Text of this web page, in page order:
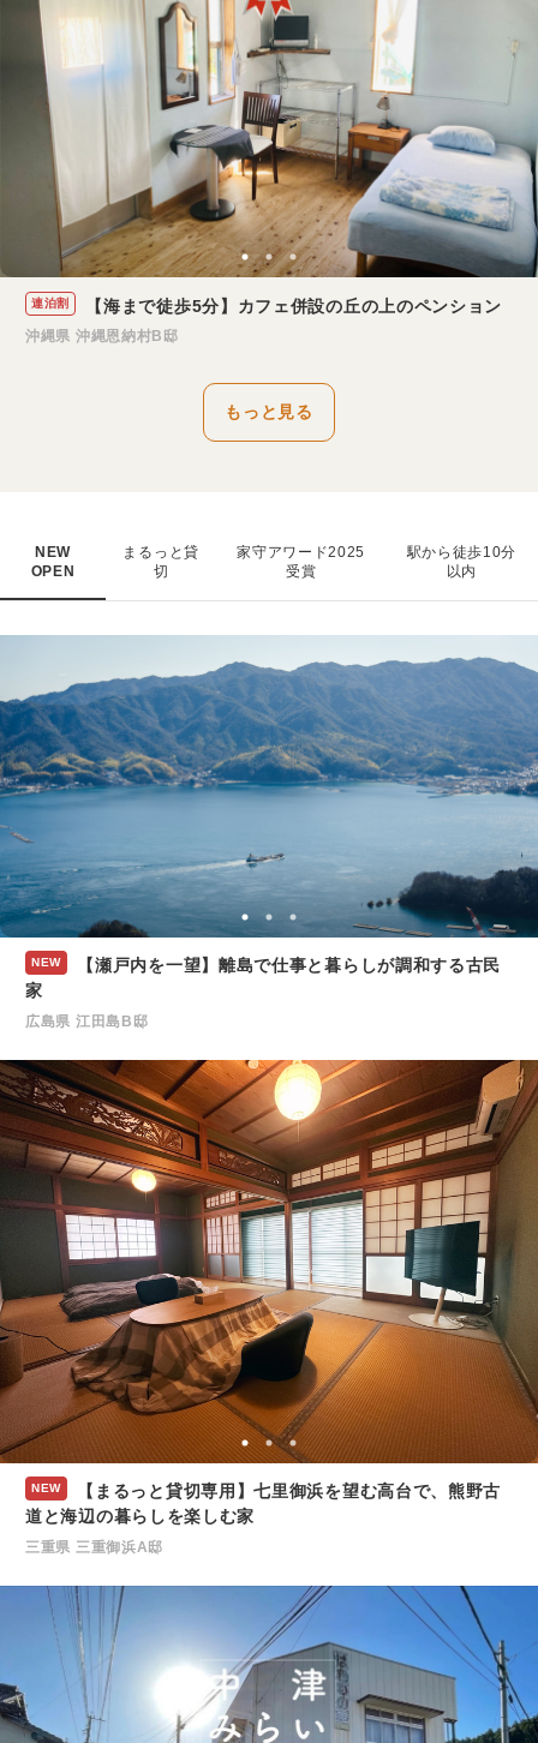
連泊割 【海まで徒歩5分】カフェ併設の丘の上のペンション
沖縄県 沖縄恩納村B邸
もっと見る
NEW
OPEN
まるっと貸
切
家守アワード2025
受賞
駅から徒歩10分
以内
NEW
【瀬戸内を一望】離島で仕事と暮らしが調和する古民
家
広島県 江田島B邸
NEW
【まるっと貸切専用】七里御浜を望む高台で、熊野古
道と海辺の暮らしを楽しむ家
三重県 三重御浜A邸